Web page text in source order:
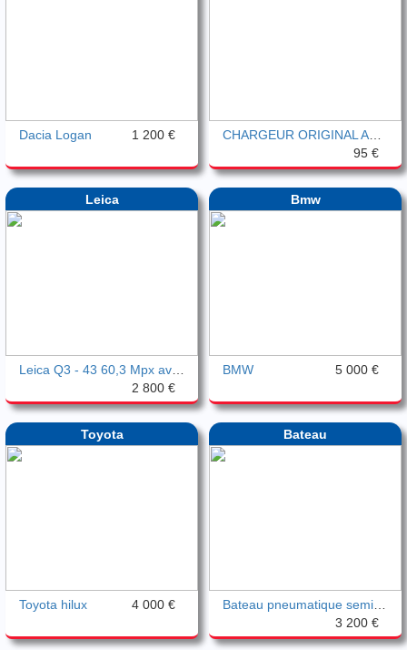
Dacia Logan 1 200 €
95 €
Leica
2 800 €
Bmw
BMW 5 000 €
Toyota
Toyota hilux 4 000 €
Bateau
3 200 €